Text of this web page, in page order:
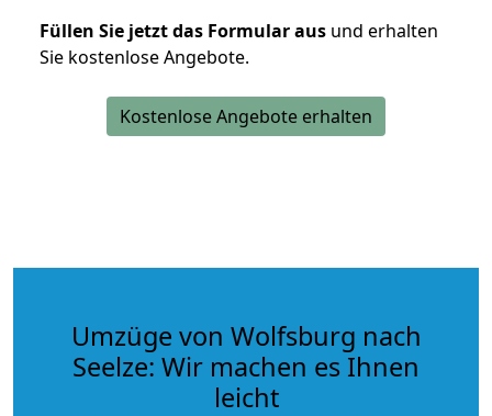
Füllen Sie jetzt das Formular aus und erhalten
Sie kostenlose Angebote.
Kostenlose Angebote erhalten
Umzüge von Wolfsburg nach
Seelze: Wir machen es Ihnen
leicht